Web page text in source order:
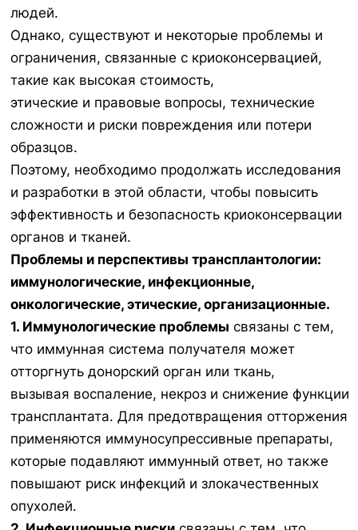
людей.
Однако, существуют и некоторые проблемы и
ограничения, связанные с криоконсервацией,
такие как высокая стоимость,
этические и правовые вопросы, технические
сложности и риски повреждения или потери
образцов.
Поэтому, необходимо продолжать исследования
и разработки в этой области, чтобы повысить
эффективность и безопасность криоконсервации
органов и тканей.
Проблемы и перспективы трансплантологии:
иммунологические, инфекционные,
онкологические, этические, организационные.
1. Иммунологические проблемы связаны с тем,
что иммунная система получателя может
отторгнуть донорский орган или ткань,
вызывая воспаление, некроз и снижение функции
трансплантата. Для предотвращения отторжения
применяются иммуносупрессивные препараты,
которые подавляют иммунный ответ, но также
повышают риск инфекций и злокачественных
опухолей.